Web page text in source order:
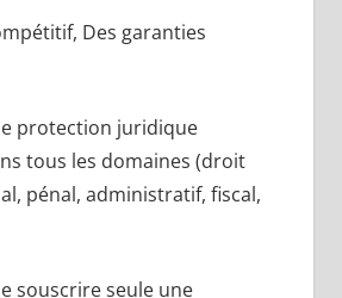
Des garanties
protection juridique
tous les domaines (droit
pénal, administratif, fiscal,
souscrire seule une